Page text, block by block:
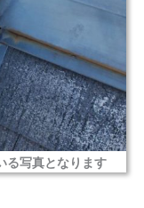
る写真となります